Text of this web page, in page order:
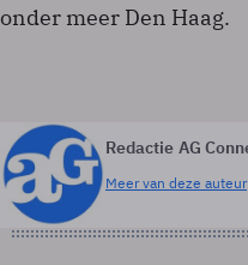
onder meer Den Haag.
Redactie AG
Meer van deze auteur